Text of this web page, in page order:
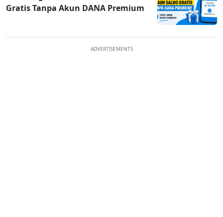
Gratis Tanpa Akun DANA Premium
ADVERTISEMENTS